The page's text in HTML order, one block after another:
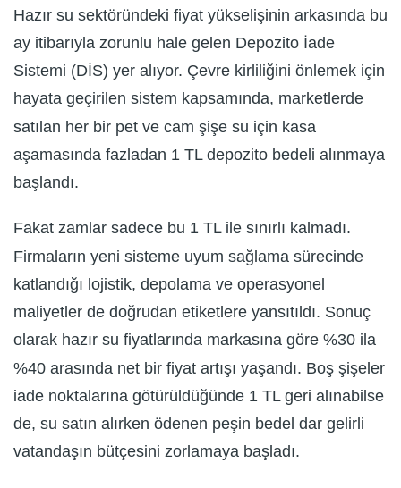
Hazır su sektöründeki fiyat yükselişinin arkasında bu
ay itibarıyla zorunlu hale gelen Depozito İade
Sistemi (DİS) yer alıyor. Çevre kirliliğini önlemek için
hayata geçirilen sistem kapsamında, marketlerde
satılan her bir pet ve cam şişe su için kasa
aşamasında fazladan 1 TL depozito bedeli alınmaya
başlandı.
Fakat zamlar sadece bu 1 TL ile sınırlı kalmadı.
Firmaların yeni sisteme uyum sağlama sürecinde
katlandığı lojistik, depolama ve operasyonel
maliyetler de doğrudan etiketlere yansıtıldı. Sonuç
olarak hazır su fiyatlarında markasına göre %30 ila
%40 arasında net bir fiyat artışı yaşandı. Boş şişeler
iade noktalarına götürüldüğünde 1 TL geri alınabilse
de, su satın alırken ödenen peşin bedel dar gelirli
vatandaşın bütçesini zorlamaya başladı.